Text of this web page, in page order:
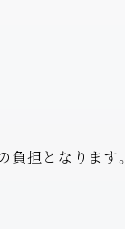
担となります。